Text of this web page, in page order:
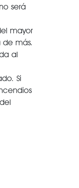
será
mayor
de más.
al
Si